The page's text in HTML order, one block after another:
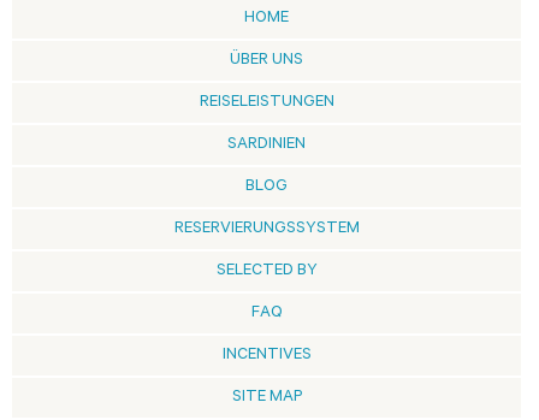
HOME
ÜBER UNS
REISELEISTUNGEN
SARDINIEN
BLOG
RESERVIERUNGSSYSTEM
SELECTED BY
FAQ
INCENTIVES
SITE MAP